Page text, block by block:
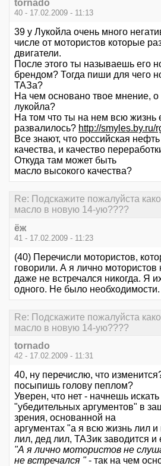
tornado
40 - 17.02.2009 - 11:13
39 у Лукойла очень много
числе от мотористов которые
двигатели.
После этого ты называешь его
брендом? Тогда пиши для чего
ТАЗа?
На чем основано твое мнение, о
лукойла?
На том что ты на нем всю жизнь
развалилось? http://smyles.by.ru/
Все знают, что российская
качества, и качество
Откуда там может быть
масло высокого качества?
Re: Подскажите пожалуйста
масло в новую 14-ую????
ёж
41 - 17.02.2009 - 11:23
(40) Перечисли мотористов,
говорили. А я лично
даже не встречался никогда. Я
одного. Не было необходимости.
Re: Подскажите пожалуйста
масло в новую 14-ую????
tornado
42 - 17.02.2009 - 11:31
40, ну перечислю, что
посыпишь голову пеплом?
Уверен, что нет - начнешь искать
"убедительных аргументов" в
зрения, основанной на
аргументах "а я всю жизнь лил и
лил, дед лил, ТАЗик заводится и
"А я лично мотористов не
не встречался "- так на чем